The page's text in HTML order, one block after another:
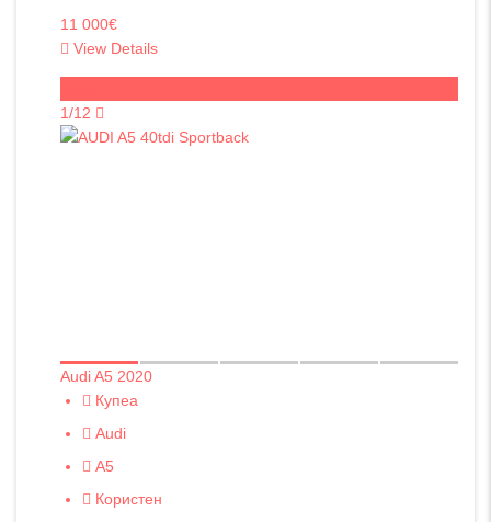
11 000€
View Details
1/12
Audi A5 2020
Купеа
Audi
A5
Користен